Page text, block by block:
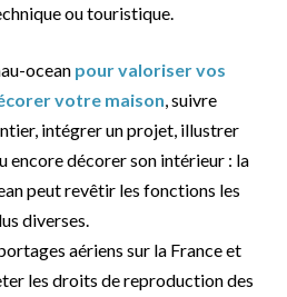
ou touristique.
ocean pour valoriser vos
votre maison, suivre
intégrer un projet, illustrer
encore décorer son intérieur : la
peut revêtir les fonctions les
diverses.
aériens sur la France et
les droits de reproduction des